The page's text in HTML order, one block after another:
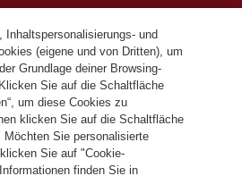
des Iberia Club Programms
auf iberia.com
Daten
Inhaltspersonalisierungs- und
(eigene und von Dritten), um
Grundlage deiner Browsing-
Sie auf die Schaltfläche
um diese Cookies zu
klicken Sie auf die Schaltfläche
Möchten Sie personalisierte
Sie auf "Cookie-
finden Sie in